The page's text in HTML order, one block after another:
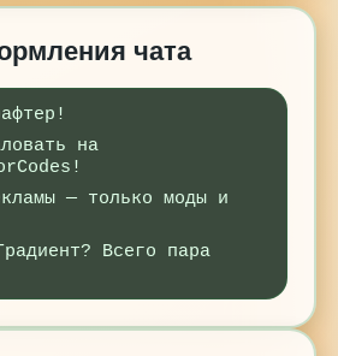
чата
на
— только моды и
Всего пара